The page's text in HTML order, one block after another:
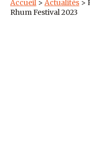
Accueil > Actualités >
Rhum Festival 2023